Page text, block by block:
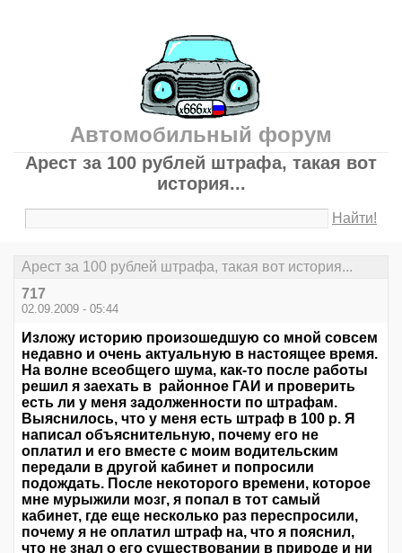
Автомобильный форум
Арест за 100 рублей штрафа, такая вот
история...
Найти!
Арест за 100 рублей штрафа, такая вот история...
717
02.09.2009 - 05:44
Изложу историю произошедшую со мной совсем
недавно и очень актуальную в настоящее время.
На волне всеобщего шума, как-то после работы
решил я заехать в районное ГАИ и проверить
есть ли у меня задолженности по штрафам.
Выяснилось, что у меня есть штраф в 100 р. Я
написал объяснительную, почему его не
оплатил и его вместе с моим водительским
передали в другой кабинет и попросили
подождать. После некоторого времени, которое
мне мурыжили мозг, я попал в тот самый
кабинет, где еще несколько раз переспросили,
почему я не оплатил штраф на, что я пояснил,
что не знал о его существовании в природе и ни